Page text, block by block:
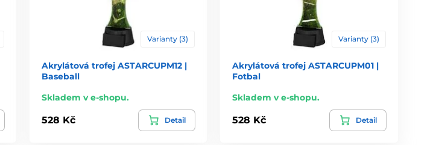
Varianty (3)
Akrylátová trofej ASTARCUPM12 |
Baseball
Skladem v e-shopu.
528 Kč Detail
Varianty (3)
Akrylátová trofej ASTARCUPM01 |
Fotbal
Skladem v e-shopu.
528 Kč Detail